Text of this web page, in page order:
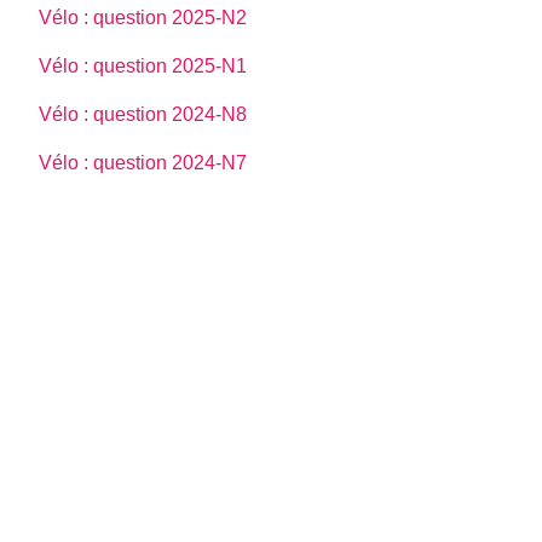
Vélo : question 2025-N2
Vélo : question 2025-N1
Vélo : question 2024-N8
Vélo : question 2024-N7